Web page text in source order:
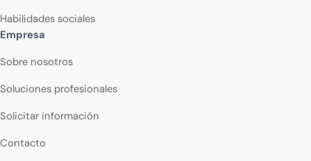
Habilidades sociales
Empresa
Sobre nosotros
Soluciones profesionales
Solicitar información
Contacto